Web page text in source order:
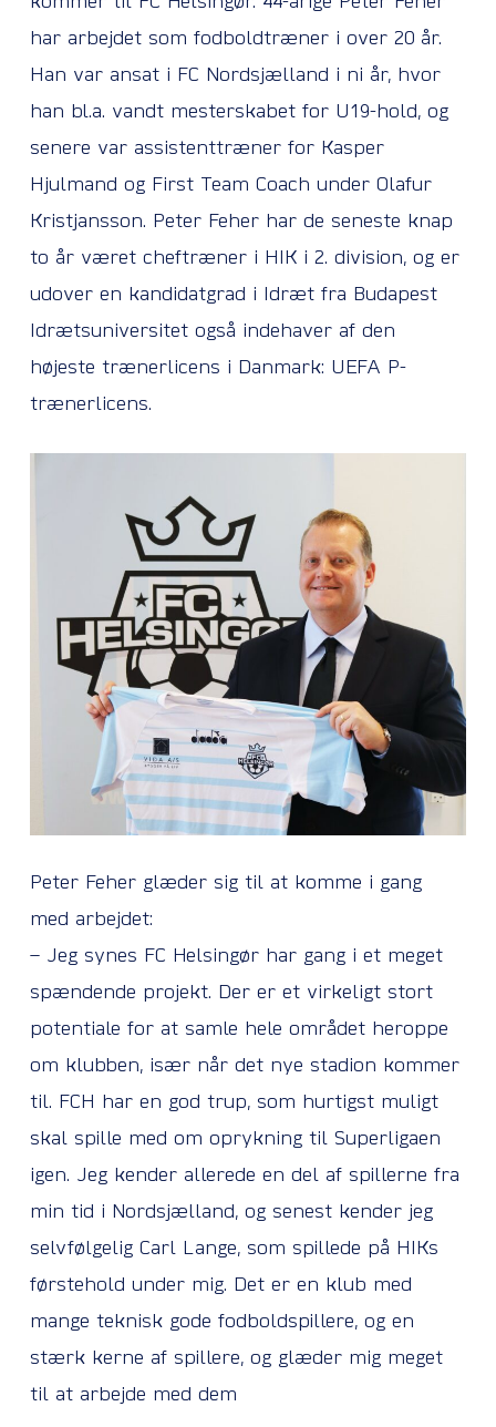
har arbejdet som fodboldtræner i over 20 år.
Han var ansat i FC Nordsjælland i ni år, hvor
han bl.a. vandt mesterskabet for U19-hold, og
senere var assistenttræner for Kasper
Hjulmand og First Team Coach under Olafur
Kristjansson. Peter Feher har de seneste knap
to år været cheftræner i HIK i 2. division, og er
udover en kandidatgrad i Idræt fra Budapest
Idrætsuniversitet også indehaver af den
højeste trænerlicens i Danmark: UEFA P-
trænerlicens.
Peter Feher glæder sig til at komme i gang
med arbejdet:
– Jeg synes FC Helsingør har gang i et meget
spændende projekt. Der er et virkeligt stort
potentiale for at samle hele området heroppe
om klubben, især når det nye stadion kommer
til. FCH har en god trup, som hurtigst muligt
skal spille med om oprykning til Superligaen
igen. Jeg kender allerede en del af spillerne fra
min tid i Nordsjælland, og senest kender jeg
selvfølgelig Carl Lange, som spillede på HIKs
førstehold under mig. Det er en klub med
mange teknisk gode fodboldspillere, og en
stærk kerne af spillere, og glæder mig meget
til at arbejde med dem